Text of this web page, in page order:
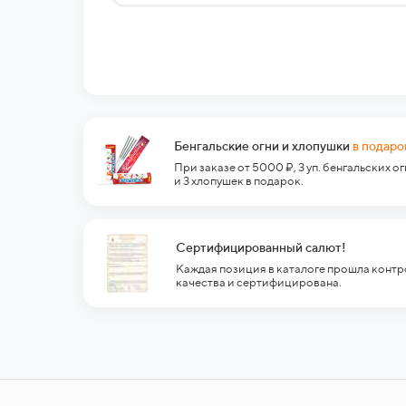
Бенгальские огни и хлопушки в
При заказе от 5000 ₽, 3 уп. бенгальских
и 3 хлопушек в подарок.
Сертифицированный салют!
Каждая позиция в каталоге прошла
качества и сертифицирована.